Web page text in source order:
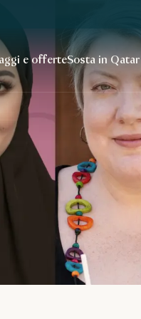
e offerteSosta in Qatar